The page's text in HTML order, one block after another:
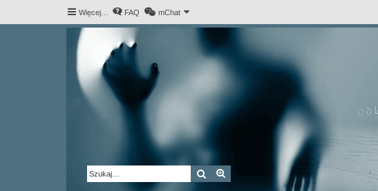
Więcej… FAQ mChat
Szukaj Wyszukiwanie zaawansowane